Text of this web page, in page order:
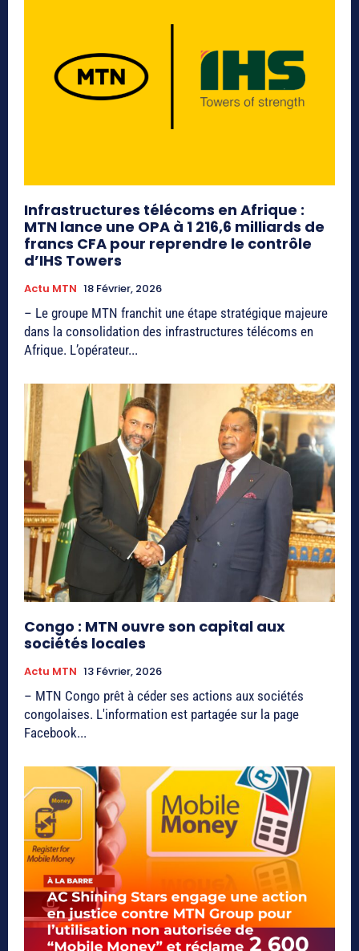
Infrastructures télécoms en Afrique :
MTN lance une OPA à 1 216,6 milliards de
francs CFA pour reprendre le contrôle
d’IHS Towers
Actu MTN 18 Février, 2026
– Le groupe MTN franchit une étape stratégique majeure
dans la consolidation des infrastructures télécoms en
Afrique. L’opérateur...
Congo : MTN ouvre son capital aux
sociétés locales
Actu MTN 13 Février, 2026
– MTN Congo prêt à céder ses actions aux sociétés
congolaises. L'information est partagée sur la page
Facebook...